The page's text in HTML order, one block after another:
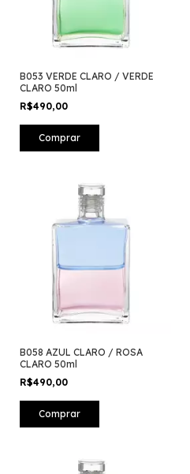
B053 VERDE CLARO / VERDE
CLARO 50ml
R$490,00
B058 AZUL CLARO / ROSA
CLARO 50ml
R$490,00